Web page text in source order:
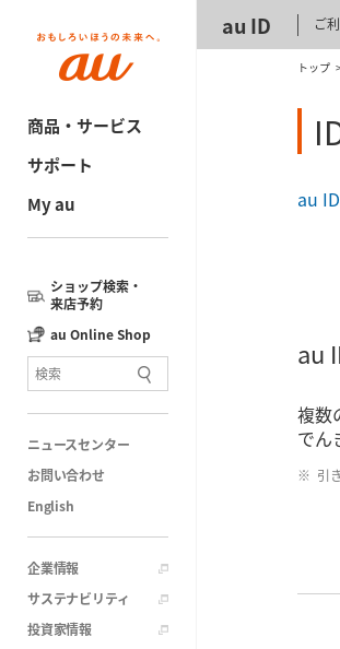
商品・サービス
サポート
My au
ショップ検索・
来店予約
au Online Shop
ニュースセンター
お問い合わせ
English
企業情報
サステナビリティ
投資家情報
au ID ご
トップ
au
au
複数
でん
引